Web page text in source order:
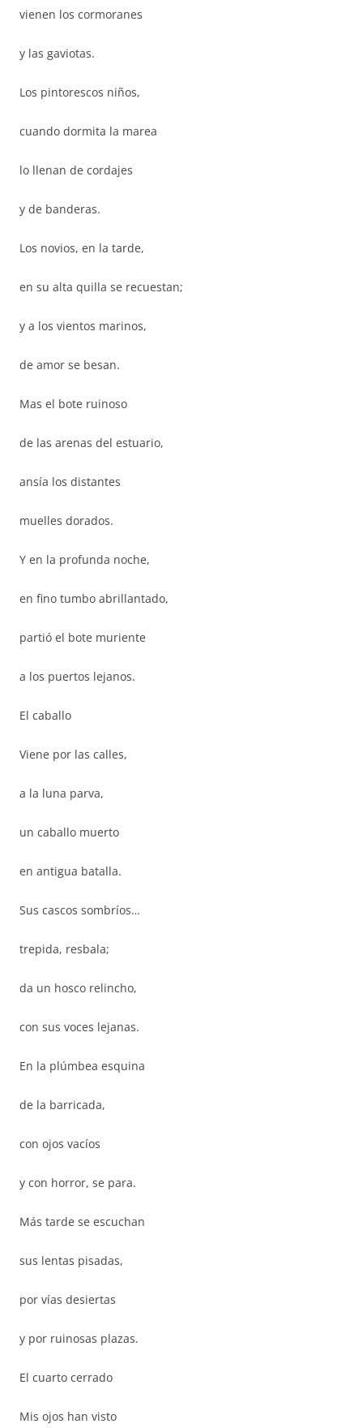
vienen los cormoranes
y las gaviotas.
Los pintorescos niños,
cuando dormita la marea
lo llenan de cordajes
y de banderas.
Los novios, en la tarde,
en su alta quilla se recuestan;
y a los vientos marinos,
de amor se besan.
Mas el bote ruinoso
de las arenas del estuario,
ansía los distantes
muelles dorados.
Y en la profunda noche,
en fino tumbo abrillantado,
partió el bote muriente
a los puertos lejanos.
El caballo
Viene por las calles,
a la luna parva,
un caballo muerto
en antigua batalla.
Sus cascos sombríos…
trepida, resbala;
da un hosco relincho,
con sus voces lejanas.
En la plúmbea esquina
de la barricada,
con ojos vacíos
y con horror, se para.
Más tarde se escuchan
sus lentas pisadas,
por vías desiertas
y por ruinosas plazas.
El cuarto cerrado
Mis ojos han visto